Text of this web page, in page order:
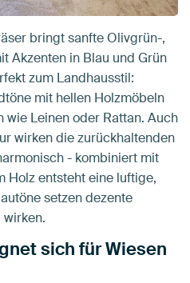
bringt sanfte Olivgrün-,
Akzenten in Blau und Grün
zum Landhausstil:
mit hellen Holzmöbeln
Leinen oder Rattan. Auch
wirken die zurückhaltenden
- kombiniert mit
Holz entsteht eine luftige,
setzen dezente
wirken.
sich für Wiesen